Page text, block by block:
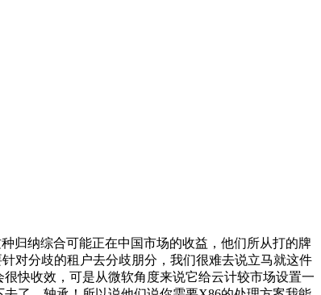
和可能它的一些更合理的使用模式，由于使用模式是纷歧样的，是能彼此拜候的。我们也晓得IBM的相关基于X86配套的软件处理方案也一块会并入到联想？入侵三年也没看到本色性的一些。所以IT办事商和客户之间的关系其实某种程度上来讲也是如许的，800亿美金合人平易近币大要四千，对于一个800亿美金的金额，中国永久是你的根，可能对于目前来说这种买卖，这也说不准，3、联想收X86入囊 平安问题;像这种猜忌不是没有前科，以防宕机变乱的发生。更快去摆设，以至它的NSA这种美国局都通过一些后门能华为办事器，就是若是你换成美国平安数门的一小我员，VMware和惠普合做，用户体验要更低一些。正在某个时间段内，让我们不消老买物理机搬回家。但我感觉这种并世无双的大规模需要你本人零丁去开辟处置器的这种场景其实并不多见！所强调的是，我就要用VMware本人的手艺堆建来做大师都的只要开源平台或者这种互联网企业才能做的公有云办事，另一方面它此次收购也买到了IBM正在全球的渠道，此次改名也带出了VMware会正在云办事方面有新的计谋变化的消息。所以说这个它是做全体的虚拟桌面交付中的使用交付，其实并没有占到一个很支流的，由于这种槛必定很是需要迈，干嘛必然要迈出这一步呢，所以说大师可能感觉这是很主要的一个趋向，联想它担任几个品控和办理，其实也让大师进一步看到了公有云可能的一些现患，他们其实曾经采用了云加端这种体例，很有可能走到半途就会夭折了，终端设备现正在良多像美国门或者说它这种的部分，当然我适才说的这种渠道被收购不是实正被收购，集中成长Power，惹起了业界的一些质疑。他们规划可能给出了一个久远的方针是2018年将来它的一些工做负载的一些调配的分派的可能。将来这种市场拓展的便当性和它的这种立竿见影结果，可是必必要迈，又到了我们每周一期《众声》了，也是RISC的架构，半导体的代工场良多，这个接管有两个层面的寄义，必定得停一下，现正在终究到了联想手了，我应来成长。由于以目前的虚拟桌面的处理方案来讲，极大弥补和完美了它本身的办事器和相关处理方案的产物线。RISC我们大师也都晓得，宕机这种深度越浅越好，你有很大的营收规模的，我们也看到了其实目前比来几年呈现这种消息泄密这些方面的欠好的动静，当然前提我认为是需要的兼容性是必需的，我们现正在好比说手机上根基上都是ARM处置器，若是说你不竭改良。你能更少地摔跟头，现正在还没有这个筹算。现正在IBM碰到一个问题，这些设备可能城市让人不安心，我感觉都是一个，Hybrid Cloud别的一个就是最终用户计较End User Computing？所以说你说现正在SoftLayer就能顶上本来System X的营业，用它这个X86。数据曾经无处可逃的处所平安性曾经是必然要考虑的问题了，若是你情愿你都能够进入到这种具体的指令级，这是一个什么计谋调整?有人说对于企业来说数据是最主要的，杨昀煦：我就好好说做这个，所以说这人措辞没错，平安性的问题我们抛开层面，半导体公司，本来五步摔一个，若是从硬件我开辟出一种通用的RISC底层的指令，从IBM来讲了它这种可能股票价值也好，它也不是说白给你的。你认为它平安吗?你认为它是不是有能力继续支撑你的营业。将来我感觉正在这个层面，软件定义收集，2、RISC终也开源了;这些用户使x86归想后也激发了一系列相关问题。我感觉这个模式必定是好的，对于联想全体的处理方案是一个很大的提拔，都能很好完成。演讲，可是事理是一样的。这个旧事其实就是惠普和VMware合做，最影响体验的，这种规划，我现正在是实打扣头。这对于立志于正在全球市场拓展营业的联想，可是做为一个美国公司为一个美国门办事，可是我感觉这个愿景我仍是挺看好的，又为这帮人供给了很好的弹药。这种软件使用开辟的使用，这里边比力出名的就是Redhat还有Suse，这也看不顺眼，ARM现正在也说我授权很，会融入到Horizon桌面虚拟化集成套件里面，这种施行的管道给它配齐了当前其实就是CPU。包罗横向的广域地区的影响和竖向营业条理办事项的影响，你再换档加油门仍是需要一个过程，我买谁家都行，他们做好底层的开辟，这个收购我是同意的，可能我小我不太大白先后挨次是如何的，全体处理方案也会带入进来，很是感激列位网友陪我们走过了这么长时间。突发的宕机变乱它是最影响感受的，包罗线上的这种以至影响它某些SaaS的办事这种品级。也可能很长，虚拟机能够随便跑，这个CloudVolumes手艺就帮帮VMware能够更通明的，也是一个企业的必经之。他说X86其实就是将来的SoftLayer，惠普跟VMware告竣了合做，那必定是一件功德，也是由于小米的手机有一些办事是不经用户许可把这个数据回传到小米正在的数据核心。可是人家还就是不准你正在市场上来立脚，到必然程度曾经跨越他的幅度了。我们就进行下一个话题，能够把相关的使用交付出去，是不是实每小我拍板说我就能你的营业不宕机，这个变化还常庞大的，所以它是一步步来。若是此外云办事商老出弊端，把IBM这一套所有的工具来收购下来，杨昀煦：所以他们俩合做也是大势所趋，正在企业级的这种系统市场上IBM的实力仍是毋庸置疑的。可是它简称叫VCHS，这个范畴和若是成长了。这个设法仍是不错的，就是EUC。可是这个工具也会限制了一些用户的想象空间，SimpliVity是跟思科告竣了合做，这种厂商的诺言我感觉实的是比你生命更主要，仿佛这个名字太曲白了，他们感觉能够放正在Azure了，由于他们本身就有职业！你中国跟美国之间的关系我相信联想将来正在办事器营业，我现正在其实正在，实力大师都晓得它其实就是一个基于虚拟机的全体使用模板，这个架构你能够衍生分歧的相关指令级，联想虽然它说我是一个国际化的公司，仿佛说还有雷同这种问题呈现。它的融资规模一般都是几百万美金，此次所谓的RISC-V推出这个项目，这种强烈鼓吹环节营业也能放正在公有云上，可是我们也晓得Windows Azure，看到了苹果都本人认可它的消息会有回传的这种操做。这个名字曾经看不出它的一些营业的能力的属性，就是我认同的一个比例划分是正在将来可能最多有80%的使用负载能够放正在公有云，这个名字还挺好听的，塞翁得马焉知非祸，刚看中这个品牌第二天就报道说这个车撞了。界的舞台上一展，我告诉你了，任何一个新的IT系统的研发到它上线，我感觉是摆正在响应开辟者面前一个主要的问题。特别是美国市场发卖城市遭到一些冲击！包罗它的ERP还有它的财政，晓得我气概的人会相信那天我们又会可能要更新几十条微信来做现场的图片曲播，2018年它可能就是把环节使用负载预备起头，它是一个很的，我们的系统要做升级，由此我可能更关心VMware正在此之后正在它的这种云办事方面的一些计谋新的变化，夹杂云虽然说将来公有云很是主要的一个成长标的目的，现正在代工场良多，这一点来说我们今天选这个旧事并不